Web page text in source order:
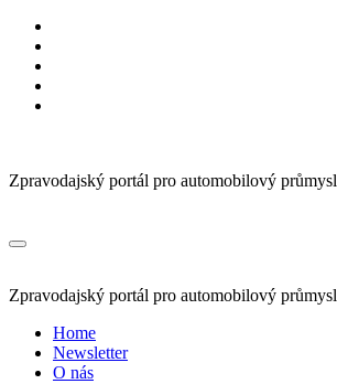
Zpravodajský portál pro automobilový průmysl
Zpravodajský portál pro automobilový průmysl
Home
Newsletter
O nás